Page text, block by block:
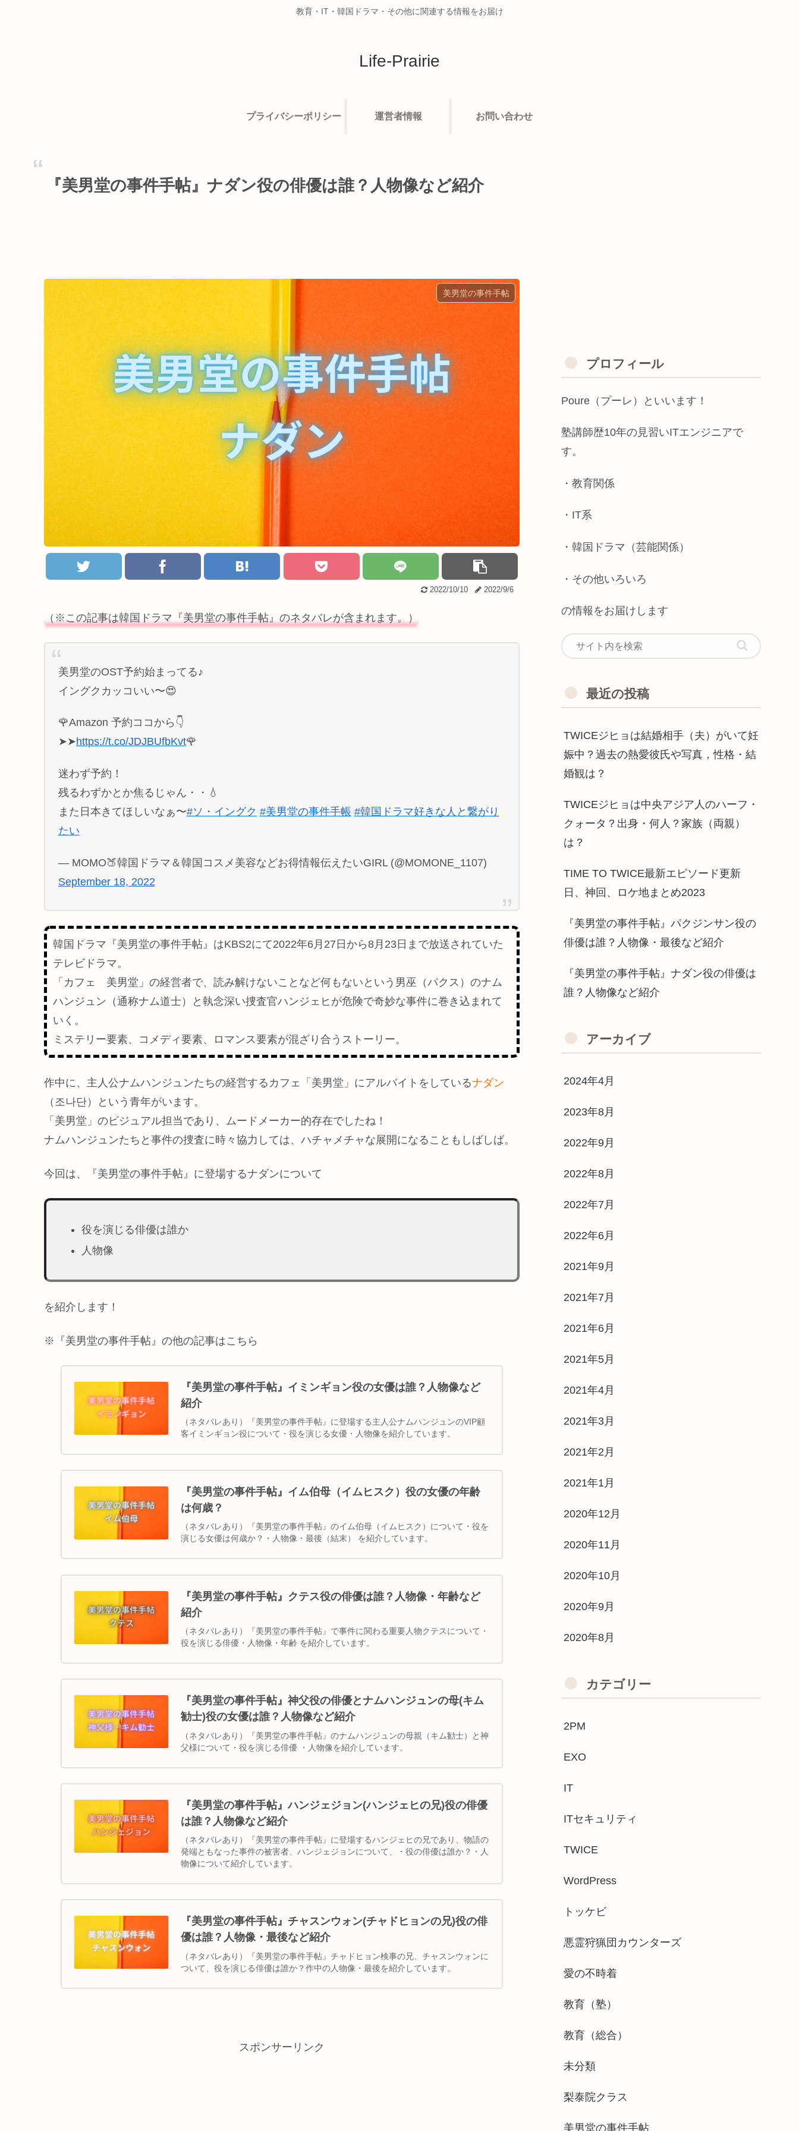
教育・IT・韓国ドラマ・その他に関連する情報をお届け
Life-Prairie
プライバシーポリシー 運営者情報 お問い合わせ
『美男堂の事件手帖』ナダン役の俳優は誰？人物像など紹介
美男堂の事件手帖
2022/10/10 2022/9/6
（※この記事は韓国ドラマ『美男堂の事件手帖』のネタバレが含まれます。）
美男堂のOST予約始まってる♪
イングクカッコいい〜😍
🌹Amazon 予約ココから👇
➤➤https://t.co/JDJBUfbKvt🌹
迷わず予約！
残るわずかとか焦るじゃん・・💧
また日本きてほしいなぁ〜#ソ・イングク #美男堂の事件手帳 #韓国ドラマ好きな人と繋がり
たい
— MOMO🍑韓国ドラマ＆韓国コスメ美容などお得情報伝えたいGIRL (@MOMONE_1107)
September 18, 2022
韓国ドラマ『美男堂の事件手帖』はKBS2にて2022年6月27日から8月23日まで放送されていた
テレビドラマ。
「カフェ 美男堂」の経営者で、読み解けないことなど何もないという男巫（パクス）のナム
ハンジュン（通称ナム道士）と執念深い捜査官ハンジェヒが危険で奇妙な事件に巻き込まれて
いく。
ミステリー要素、コメディ要素、ロマンス要素が混ざり合うストーリー。
作中に、主人公ナムハンジュンたちの経営するカフェ「美男堂」にアルバイトをしているナダン
（조나단）という青年がいます。
「美男堂」のビジュアル担当であり、ムードメーカー的存在でしたね！
ナムハンジュンたちと事件の捜査に時々協力しては、ハチャメチャな展開になることもしばしば。
今回は、『美男堂の事件手帖』に登場するナダンについて
役を演じる俳優は誰か
人物像
を紹介します！
※『美男堂の事件手帖』の他の記事はこちら
『美男堂の事件手帖』イミンギョン役の女優は誰？人物像など
紹介
（ネタバレあり）『美男堂の事件手帖』に登場する主人公ナムハンジュンのVIP顧
客イミンギョン役について・役を演じる女優・人物像を紹介しています。
『美男堂の事件手帖』イム伯母（イムヒスク）役の女優の年齢
は何歳？
（ネタバレあり）『美男堂の事件手帖』のイム伯母（イムヒスク）について・役を
演じる女優は何歳か？・人物像・最後（結末） を紹介しています。
『美男堂の事件手帖』クテス役の俳優は誰？人物像・年齢など
紹介
（ネタバレあり）『美男堂の事件手帖』で事件に関わる重要人物クテスについて・
役を演じる俳優・人物像・年齢 を紹介しています。
『美男堂の事件手帖』神父役の俳優とナムハンジュンの母(キム
勧士)役の女優は誰？人物像など紹介
（ネタバレあり）『美男堂の事件手帖』のナムハンジュンの母親（キム勧士）と神
父様について・役を演じる俳優 ・人物像を紹介しています。
『美男堂の事件手帖』ハンジェジョン(ハンジェヒの兄)役の俳優
は誰？人物像など紹介
（ネタバレあり）『美男堂の事件手帖』に登場するハンジェヒの兄であり、物語の
発端ともなった事件の被害者、ハンジェジョンについて、・役の俳優は誰か？・人
物像について紹介しています。
『美男堂の事件手帖』チャスンウォン(チャドヒョンの兄)役の俳
優は誰？人物像・最後など紹介
（ネタバレあり）『美男堂の事件手帖』チャドヒョン検事の兄、チャスンウォンに
ついて、役を演じる俳優は誰か？作中の人物像・最後を紹介しています。
スポンサーリンク
プロフィール
Poure（プーレ）といいます！
塾講師歴10年の見習いITエンジニアで
す。
・教育関係
・IT系
・韓国ドラマ（芸能関係）
・その他いろいろ
の情報をお届けします
最近の投稿
TWICEジヒョは結婚相手（夫）がいて妊
娠中？過去の熱愛彼氏や写真，性格・結
婚観は？
TWICEジヒョは中央アジア人のハーフ・
クォータ？出身・何人？家族（両親）
は？
TIME TO TWICE最新エピソード更新
日、神回、ロケ地まとめ2023
『美男堂の事件手帖』パクジンサン役の
俳優は誰？人物像・最後など紹介
『美男堂の事件手帖』ナダン役の俳優は
誰？人物像など紹介
アーカイブ
2024年4月
2023年8月
2022年9月
2022年8月
2022年7月
2022年6月
2021年9月
2021年7月
2021年6月
2021年5月
2021年4月
2021年3月
2021年2月
2021年1月
2020年12月
2020年11月
2020年10月
2020年9月
2020年8月
カテゴリー
2PM
EXO
IT
ITセキュリティ
TWICE
WordPress
トッケビ
悪霊狩猟団カウンターズ
愛の不時着
教育（塾）
教育（総合）
未分類
梨泰院クラス
美男堂の事件手帖